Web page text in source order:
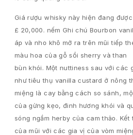
Giá rượu whisky này hiện đang được
£ 20,000. nếm Ghi chú Bourbon
áp và nho khô mở ra trên mũi tiếp
màu hoa của gỗ sồi sherry và than
bùn khói. Một nuttiness sau với các
như tiêu thụ vanilla custard ở nông
miệng là cay bằng cách so sánh,
của gừng kẹo, đinh hương khói và
sóng ngầm herby của cam thảo. Kết
của mũi với các gia vị của vòm